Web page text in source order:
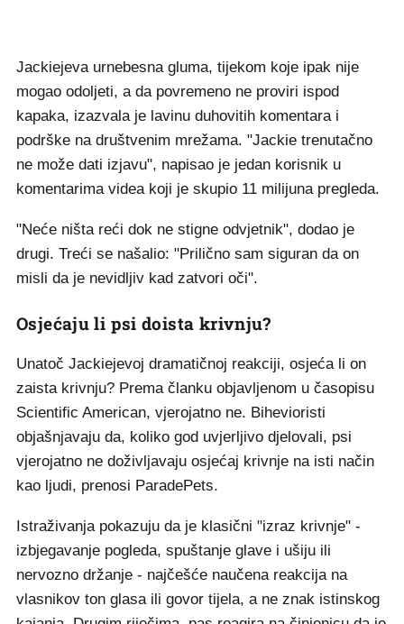
Jackiejeva urnebesna gluma, tijekom koje ipak nije
mogao odoljeti, a da povremeno ne proviri ispod
kapaka, izazvala je lavinu duhovitih komentara i
podrške na društvenim mrežama. "Jackie trenutačno
ne može dati izjavu", napisao je jedan korisnik u
komentarima videa koji je skupio 11 milijuna pregleda.
"Neće ništa reći dok ne stigne odvjetnik", dodao je
drugi. Treći se našalio: "Prilično sam siguran da on
misli da je nevidljiv kad zatvori oči".
Osjećaju li psi doista krivnju?
Unatoč Jackiejevoj dramatičnoj reakciji, osjeća li on
zaista krivnju? Prema članku objavljenom u časopisu
Scientific American, vjerojatno ne. Bihevioristi
objašnjavaju da, koliko god uvjerljivo djelovali, psi
vjerojatno ne doživljavaju osjećaj krivnje na isti način
kao ljudi, prenosi ParadePets.
Istraživanja pokazuju da je klasični "izraz krivnje" -
izbjegavanje pogleda, spuštanje glave i ušiju ili
nervozno držanje - najčešće naučena reakcija na
vlasnikov ton glasa ili govor tijela, a ne znak istinskog